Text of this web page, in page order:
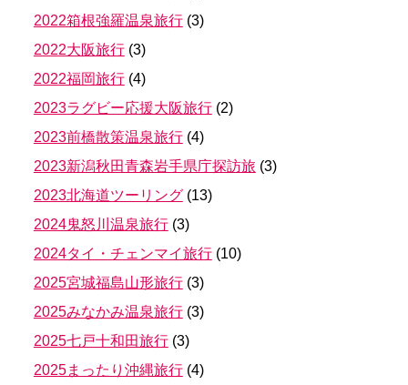
2022箱根強羅温泉旅行 (3)
2022大阪旅行 (3)
2022福岡旅行 (4)
2023ラグビー応援大阪旅行 (2)
2023前橋散策温泉旅行 (4)
2023新潟秋田青森岩手県庁探訪旅 (3)
2023北海道ツーリング (13)
2024鬼怒川温泉旅行 (3)
2024タイ・チェンマイ旅行 (10)
2025宮城福島山形旅行 (3)
2025みなかみ温泉旅行 (3)
2025七戸十和田旅行 (3)
2025まったり沖縄旅行 (4)